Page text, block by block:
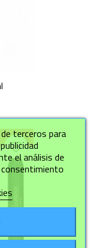
favorite_border
terceros para
el análisis de